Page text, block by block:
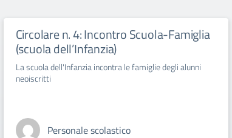
Circolare n. 4: Incontro Scuola-Famiglia
(scuola dell’Infanzia)
La scuola dell'Infanzia incontra le famiglie degli alunni
neoiscritti
Personale scolastico